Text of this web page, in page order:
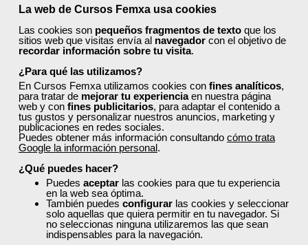
La web de Cursos Femxa usa cookies
Las cookies son pequeños fragmentos de texto que los
sitios web que visitas envía al navegador con el objetivo de
recordar información sobre tu visita.
¿Para qué las utilizamos?
En Cursos Femxa utilizamos cookies con fines analíticos,
para tratar de mejorar tu experienciaen nuestra página
web y con fines publicitarios, para adaptar el contenido a
tus gustos y personalizar nuestros anuncios, marketing y
publicaciones en redes sociales.
Puedes obtener más información consultando cómo trata
Google la información personal.
¿Qué puedes hacer?
Puedes aceptar las cookies para que tu experiencia
en la web sea óptima.
También puedes configurar las cookies y seleccionar
solo aquellas que quiera permitir en tu navegador. Si
no seleccionas ninguna utilizaremos las que sean
indispensables para la navegación.
Si
No, completaré mi perfil más adelante
Newsletter
Si, quiero recibir información sobre cursos, ofertas
exclusivas y recursos para el aprendizaje.
Términos y condiciones
He leído y acepto la Política de Privacidad
Registrarse
Quiénes Somos: